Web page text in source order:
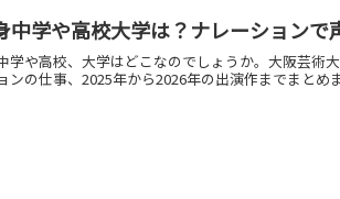
中学や高校大学は？ナレーションで
学や高校、大学はどこなのでしょうか。大阪芸術
ンの仕事、2025年から2026年の出演作までまとめ